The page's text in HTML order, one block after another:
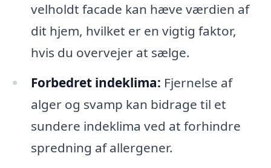
velholdt facade kan hæve værdien af
dit hjem, hvilket er en vigtig faktor,
hvis du overvejer at sælge.
Forbedret indeklima: Fjernelse af
alger og svamp kan bidrage til et
sundere indeklima ved at forhindre
spredning af allergener.